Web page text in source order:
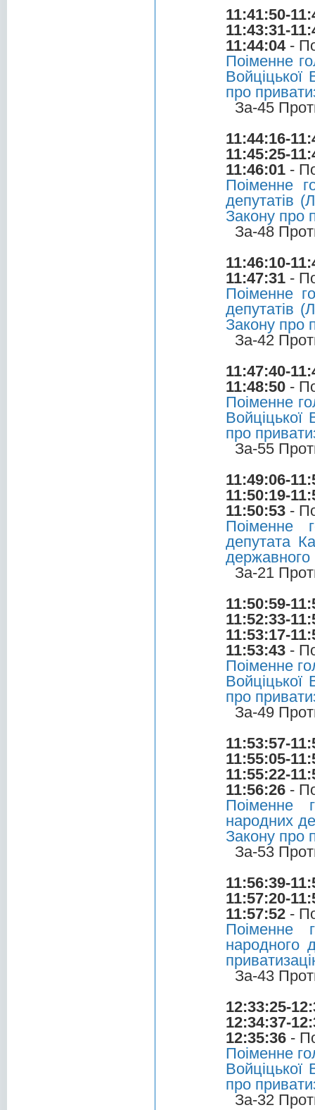
11:41:50-
11:43:31-
11:44:04-
Поіменне
про
За-45
11:44:16-
11:45:25-
11:46:01 -
Поіменне
депутатів
Закону про
За-48
11:46:10-
11:47:31 -
Поіменне
депутатів
Закону про
За-42
11:47:40-
11:48:50 -
Поіменне
про
За-55
11:49:06-
11:50:19-
11:50:53 -
Поіменне
депутата
За-21
11:50:59-
11:52:33-
11:53:17-
11:53:43 -
Поіменне
про
За-49
11:53:57-
11:55:05-
11:55:22-
11:56:26 -
Поіменне
народних
Закону про
За-53
11:56:39-
11:57:20-
11:57:52 -
Поіменне
народного
За-43
12:33:25-
12:34:37-
12:35:36 -
Поіменне
про
За-32